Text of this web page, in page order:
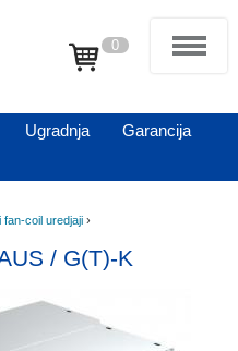
0
Ugradnja
Garancija
fan-coil uredjaji ›
/ G(T)-K